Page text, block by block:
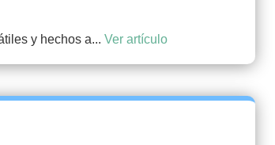
y hechos a... Ver artículo